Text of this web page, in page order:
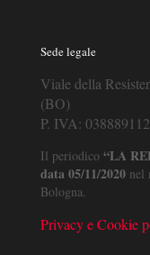
Sede legale
Viale della
(BO)
P. IVA:
Il periodico “LA
data 05/11/2020 nel
Bologna.
Privacy e Cookie